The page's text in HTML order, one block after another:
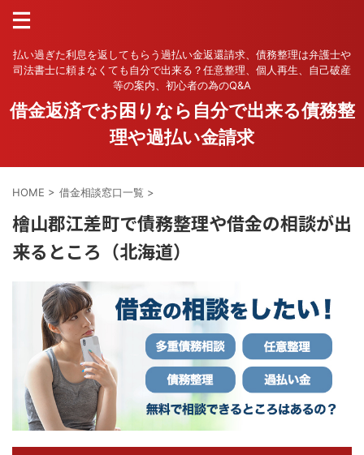
払い過ぎた利息を返してもらう過払い金返還請求、債務整理は弁護士や
司法書士に頼まなくても自分で出来る？任意整理、個人再生、自己破産
等の案内、初心者の為のQ&A
借金返済でお困りなら自分で出来る債務整
理や過払い金請求
HOME > 借金相談窓口一覧 >
檜山郡江差町で債務整理や借金の相談が出
来るところ（北海道）